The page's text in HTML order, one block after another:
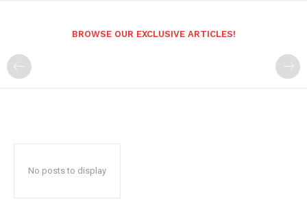
BROWSE OUR EXCLUSIVE ARTICLES!
No posts to display